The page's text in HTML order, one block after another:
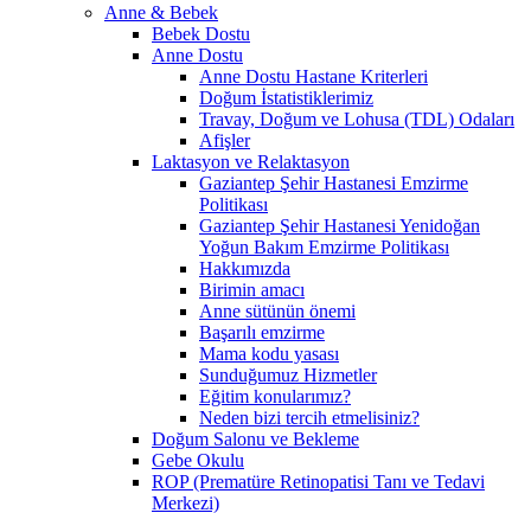
Anne & Bebek
Bebek Dostu
Anne Dostu
Anne Dostu Hastane Kriterleri
Doğum İstatistiklerimiz
Travay, Doğum ve Lohusa (TDL) Odaları
Afişler
Laktasyon ve Relaktasyon
Gaziantep Şehir Hastanesi Emzirme
Politikası
Gaziantep Şehir Hastanesi Yenidoğan
Yoğun Bakım Emzirme Politikası
Hakkımızda
Birimin amacı
Anne sütünün önemi
Başarılı emzirme
Mama kodu yasası
Sunduğumuz Hizmetler
Eğitim konularımız?
Neden bizi tercih etmelisiniz?
Doğum Salonu ve Bekleme
Gebe Okulu
ROP (Prematüre Retinopatisi Tanı ve Tedavi
Merkezi)